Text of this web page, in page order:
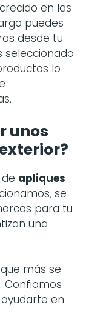
en las
puedes
desde tu
seleccionado
lo
unos
?
apliques
se
para tu
una
más se
Confiamos
en